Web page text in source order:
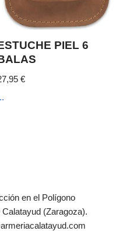
PIEL 6
€
en el Polígono
(Zaragoza).